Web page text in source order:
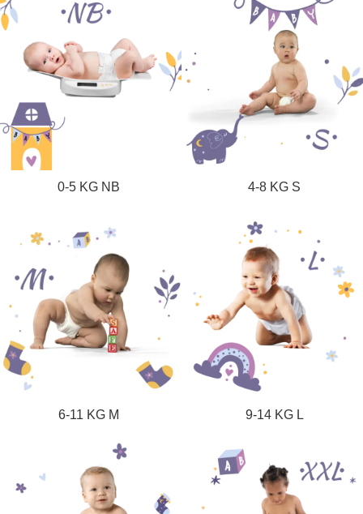
0-5 KG NB 4-8 KG S
6-11 KG M 9-14 KG L